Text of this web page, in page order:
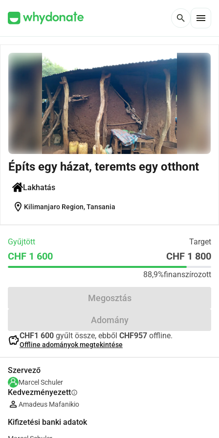
search menu
Építs egy házat, teremts egy otthont
Lakhatás
location_on Kilimanjaro Region, Tansania
Gyűjtött Target
CHF 1 600 CHF 1 800
88,9%finanszírozott
Megosztás
Adomány
savingsCHF1 600 gyűlt össze, ebből CHF957 offline.
Offline adományok megtekintése
Szervező
Marcel Schuler
Kedvezményezettinfo
Amadeus Mafanikio
Kifizetési banki adatok